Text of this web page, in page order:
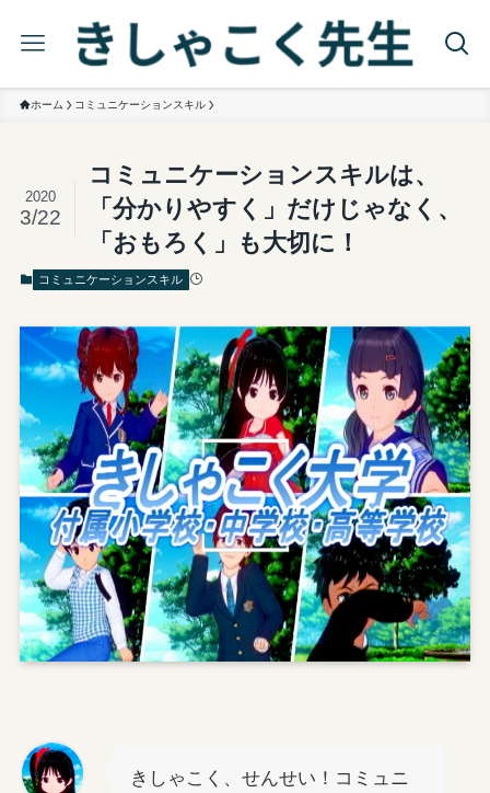
ホーム コミュニケーションスキル
コミュニケーションスキルは、
「分かりやすく」だけじゃなく、
「おもろく」も大切に！
2020
3/22
コミュニケーションスキル
きしゃこく、せんせい！コミュニ